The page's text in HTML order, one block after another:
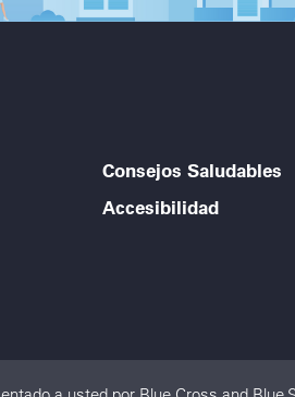
Consejos Saludables
Accesibilidad